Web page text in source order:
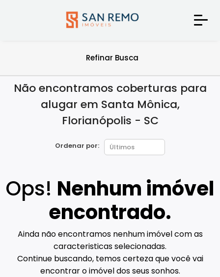
Refinar Busca
Não encontramos coberturas para
alugar em Santa Mônica,
Florianópolis - SC
Ordenar por:
Ops! Nenhum imóvel
encontrado.
Ainda não encontramos nenhum imóvel com as
caracteristicas selecionadas.
Continue buscando, temos certeza que você vai
encontrar o imóvel dos seus sonhos.